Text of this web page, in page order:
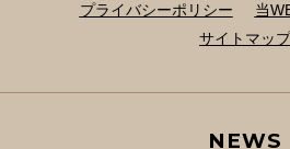
プライバシーポリシー
当
サイトマップ
NEWS